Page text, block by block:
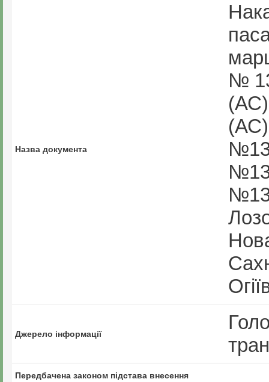
Назва документа
№
(АС)
(АС)
Джерело інформації
Передбачена законом підстава внесення